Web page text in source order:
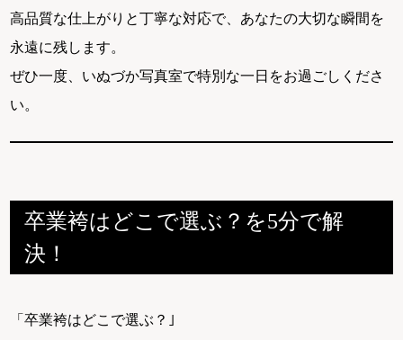
高品質な仕上がりと丁寧な対応で、あなたの大切な瞬間を
永遠に残します。
ぜひ一度、いぬづか写真室で特別な一日をお過ごしくださ
い。
卒業袴はどこで選ぶ？を5分で解
決！
「卒業袴はどこで選ぶ？｣